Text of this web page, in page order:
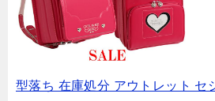
型落ち 在庫処分 アウトレット セ